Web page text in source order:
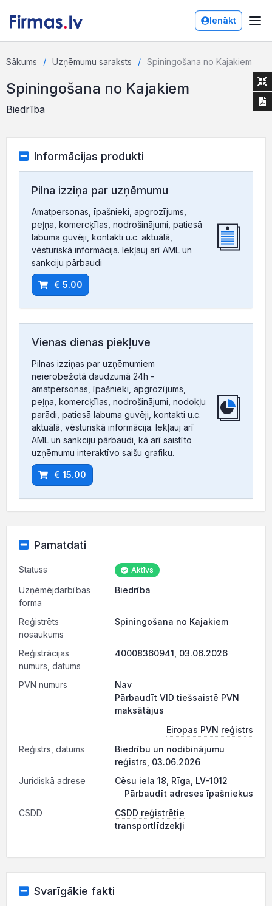
Ienākt
Sākums Uzņēmumu saraksts Spiningošana no Kajakiem
Spiningošana no Kajakiem
Biedrība
Informācijas produkti
Pilna izziņa par uzņēmumu
Amatpersonas, īpašnieki, apgrozījums,
peļņa, komercķīlas, nodrošinājumi, patiesā
labuma guvēji, kontakti u.c. aktuālā,
vēsturiskā informācija. Iekļauj arī AML un
sankciju pārbaudi
€ 5.00
Vienas dienas piekļuve
Pilnas izziņas par uzņēmumiem
neierobežotā daudzumā 24h -
amatpersonas, īpašnieki, apgrozījums,
peļņa, komercķīlas, nodrošinājumi, nodokļu
parādi, patiesā labuma guvēji, kontakti u.c.
aktuālā, vēsturiskā informācija. Iekļauj arī
AML un sankciju pārbaudi, kā arī saistīto
uzņēmumu interaktīvo saišu grafiku.
€ 15.00
Pamatdati
Statuss Aktīvs
Uzņēmējdarbības
forma
Biedrība
Reģistrēts
nosaukums
Spiningošana no Kajakiem
Reģistrācijas
numurs, datums
40008360941, 03.06.2026
PVN numurs
Nav
Pārbaudīt VID tiešsaistē PVN
maksātājus
Eiropas PVN reģistrs
Reģistrs, datums
Biedrību un nodibinājumu
reģistrs, 03.06.2026
Juridiskā adrese
Cēsu iela 18, Rīga, LV-1012
Pārbaudīt adreses īpašniekus
CSDD
CSDD reģistrētie
transportlīdzekļi
Svarīgākie fakti